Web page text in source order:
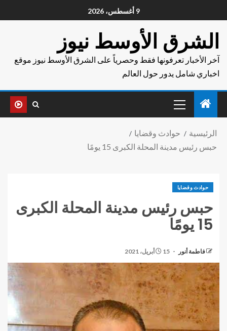
9 أغسطس، 2026
الشرق الأوسط نيوز
آخر الأخبار تعرفونها فقط وحصرياً على الشرق الأوسط نيوز موقع
اخباري شامل يدور حول العالم
الرئيسية
حوادث وقضايا
حبس رئيس مدينة المحلة الكبرى 15 يومًا
حوادث وقضايا
حبس رئيس مدينة المحلة الكبرى
15 يومًا
فاطمة أنور 15 أبريل، 2021